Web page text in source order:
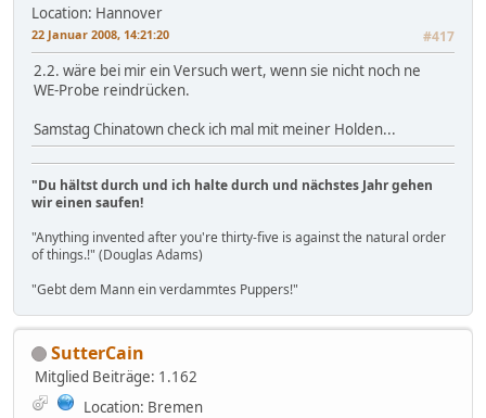
Location: Hannover
22 Januar 2008, 14:21:20 #417
2.2. wäre bei mir ein Versuch wert, wenn sie nicht noch ne
WE-Probe reindrücken.
Samstag Chinatown check ich mal mit meiner Holden...
"Du hältst durch und ich halte durch und nächstes Jahr gehen
wir einen saufen!
"Anything invented after you're thirty-five is against the natural order
of things.!" (Douglas Adams)
"Gebt dem Mann ein verdammtes Puppers!"
SutterCain
Mitglied Beiträge: 1.162
Location: Bremen